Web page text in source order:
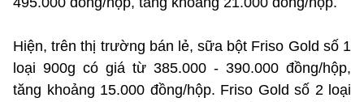
Hiện, trên thị trường bán lẻ, sữa bột Friso Gold số 1
loại 900g có giá từ 385.000 - 390.000 đồng/hộp,
tăng khoảng 15.000 đồng/hộp. Friso Gold số 2 loại